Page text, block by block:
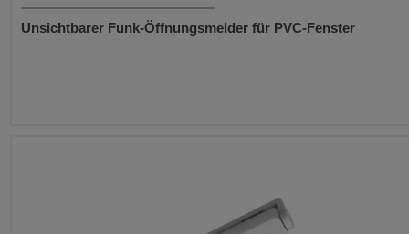
Unsichtbarer Funk-Öffnungsmelder für PVC-Fenster